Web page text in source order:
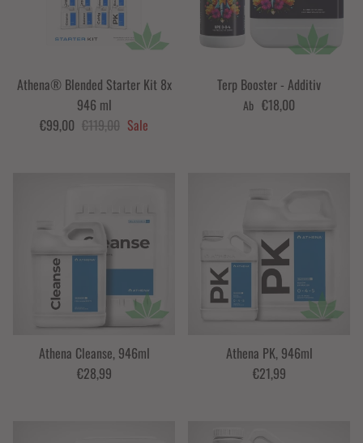
Athena® Blended Starter Kit 8x
946 ml
€99,00 €119,00 Sale
Terp Booster - Additiv
Ab €18,00
Athena Cleanse, 946ml
€28,99
Athena PK, 946ml
€21,99